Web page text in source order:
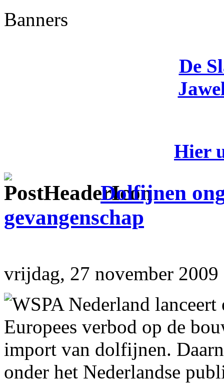
Banners
De
Hier
Dolfijnen
gevangenschap
vrijdag, 27 november
WSPA Nederland lanceert
Europees verbod op de
import van dolfijnen.
onder het Nederlandse